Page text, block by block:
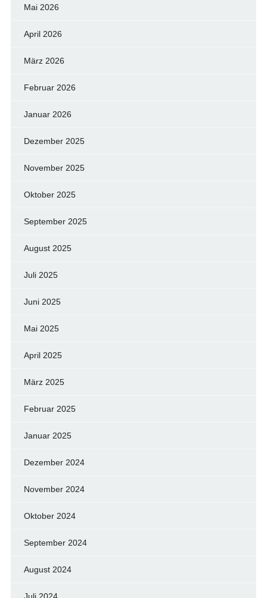
Mai 2026
April 2026
März 2026
Februar 2026
Januar 2026
Dezember 2025
November 2025
Oktober 2025
September 2025
August 2025
Juli 2025
Juni 2025
Mai 2025
April 2025
März 2025
Februar 2025
Januar 2025
Dezember 2024
November 2024
Oktober 2024
September 2024
August 2024